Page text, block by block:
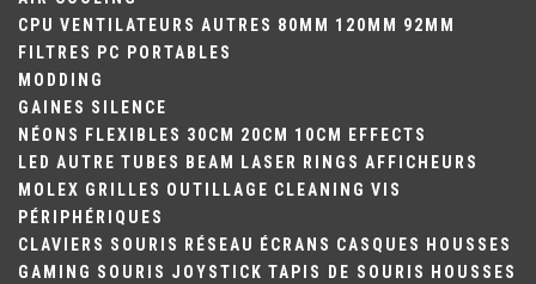
CPU VENTILATEURS AUTRES 80MM 120MM
92MM
FILTRES
PC PORTABLES
MODDING
GAINES SILENCE
NÉONS
FLEXIBLES 30CM 20CM 10CM
EFFECTS
LED AUTRE TUBES BEAM LASER RINGS AFFICHEURS
MOLEX GRILLES OUTILLAGE CLEANING VIS
PÉRIPHÉRIQUES
CLAVIERS SOURIS RÉSEAU ÉCRANS CASQUES
HOUSSES
GAMING SOURIS JOYSTICK TAPIS DE SOURIS
HOUSSES